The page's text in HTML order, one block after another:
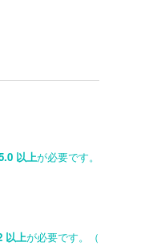
以上が必要です。
以上が必要です。（